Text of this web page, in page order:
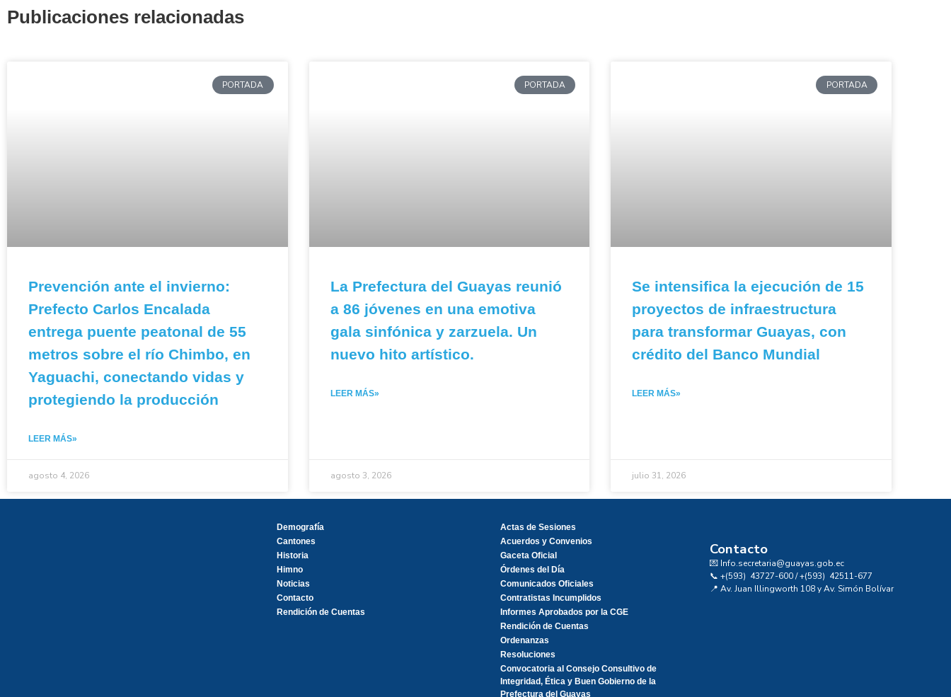
Publicaciones relacionadas
PORTADA
Prevención ante el invierno:
Prefecto Carlos Encalada
entrega puente peatonal de 55
metros sobre el río Chimbo, en
Yaguachi, conectando vidas y
protegiendo la producción
LEER MÁS»
agosto 4, 2026
PORTADA
La Prefectura del Guayas reunió
a 86 jóvenes en una emotiva
gala sinfónica y zarzuela. Un
nuevo hito artístico.
LEER MÁS»
agosto 3, 2026
PORTADA
Se intensifica la ejecución de 15
proyectos de infraestructura
para transformar Guayas, con
crédito del Banco Mundial
LEER MÁS»
julio 31, 2026
Demografía
Cantones
Historia
Himno
Noticias
Contacto
Rendición de Cuentas
Actas de Sesiones
Acuerdos y Convenios
Gaceta Oficial
Órdenes del Día
Comunicados Oficiales
Contratistas Incumplidos
Informes Aprobados por la CGE
Rendición de Cuentas
Ordenanzas
Resoluciones
Convocatoria al Consejo Consultivo de
Integridad, Ética y Buen Gobierno de la
Prefectura del Guayas
Contacto
💌 Info.secretaria@guayas.gob.ec
📞 +(593) 43727-600 / +(593) 42511-677
📍 Av. Juan Illingworth 108 y Av. Simón Bolívar